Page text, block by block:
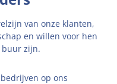
van onze klanten,
en willen voor hen
buur zijn.
op ons